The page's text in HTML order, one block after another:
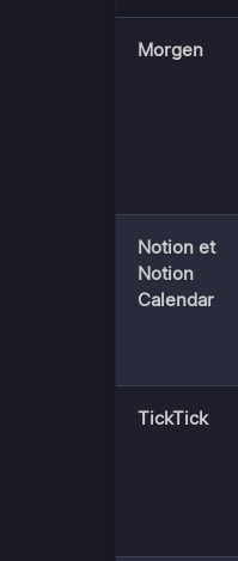
Morgen
Notion et
Notion
Calendar
TickTick